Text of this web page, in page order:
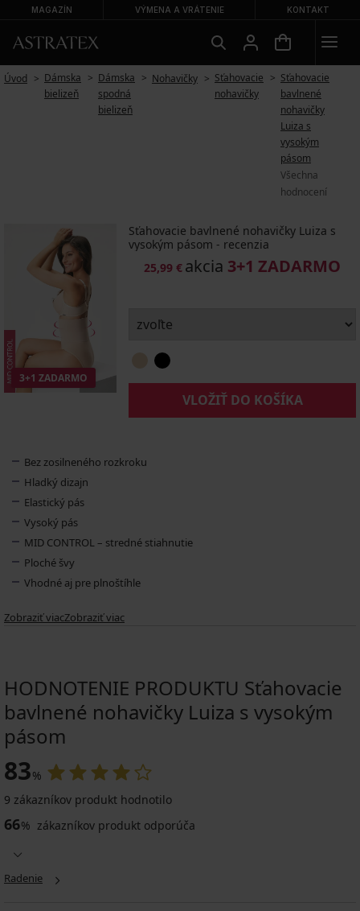
MAGAZÍN VÝMENA A VRÁTENIE KONTAKT
Úvod
Dámska
bielizeň
Dámska
spodná
bielizeň
Nohavičky
Sťahovacie
nohavičky
Sťahovacie
bavlnené
nohavičky
Luiza s
vysokým
pásom
Všechna
hodnocení
3+1 ZADARMO
Sťahovacie bavlnené nohavičky Luiza s
vysokým pásom - recenzia
25,99 € akcia 3+1 ZADARMO
VLOŽIŤ DO KOŠÍKA
Bez zosilneného rozkroku
Hladký dizajn
Elastický pás
Vysoký pás
MID CONTROL – stredné stiahnutie
Ploché švy
Vhodné aj pre plnoštíhle
Zobraziť viacZobraziť viac
HODNOTENIE PRODUKTU Sťahovacie
bavlnené nohavičky Luiza s vysokým
pásom
83%
9 zákazníkov produkt hodnotilo
66% zákazníkov produkt odporúča
Radenie